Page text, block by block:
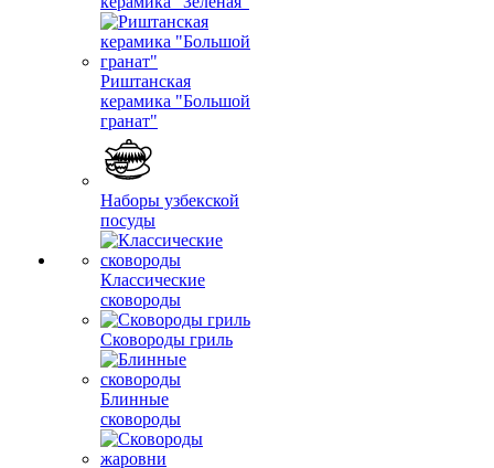
Риштанская
керамика "Большой
гранат"
Наборы узбекской
посуды
Классические
сковороды
Сковороды гриль
Блинные
сковороды